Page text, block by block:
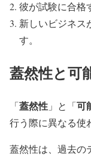
彼が試験に合格
新しいビジネス
す。
蓋然性と可
「蓋然性 」と「可
行う際に異なる使
蓋然性は、過去の